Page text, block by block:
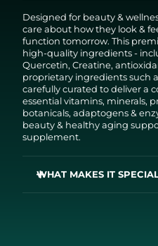
Designed for beauty &
care about how they look &
function tomorrow. This
high-quality ingredients -
Quercetin, Creatine,
proprietary ingredients such
carefully curated to deliver a
essential vitamins, minerals,
botanicals, adaptogens &
beauty & healthy aging
supplement.
WHAT MAKES IT